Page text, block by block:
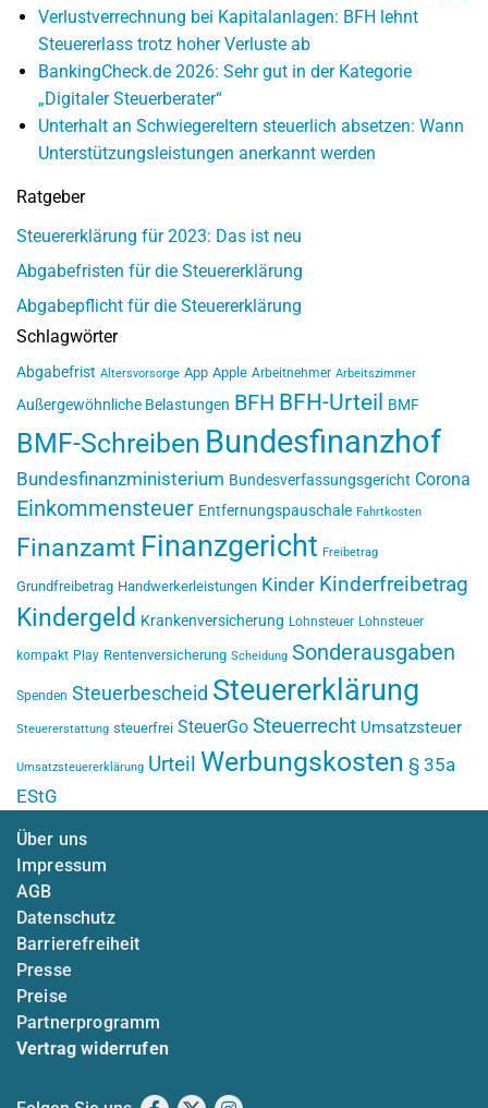
Verlustverrechnung bei Kapitalanlagen: BFH lehnt
Steuererlass trotz hoher Verluste ab
BankingCheck.de 2026: Sehr gut in der Kategorie
„Digitaler Steuerberater“
Unterhalt an Schwiegereltern steuerlich absetzen: Wann
Unterstützungsleistungen anerkannt werden
Ratgeber
Steuererklärung für 2023: Das ist neu
Abgabefristen für die Steuererklärung
Abgabepflicht für die Steuererklärung
Schlagwörter
Abgabefrist Altersvorsorge App Apple Arbeitnehmer Arbeitszimmer
Außergewöhnliche Belastungen BFH BFH-Urteil BMF
BMF-Schreiben Bundesfinanzhof
Bundesfinanzministerium Bundesverfassungsgericht Corona
Einkommensteuer Entfernungspauschale Fahrtkosten
Finanzamt Finanzgericht Freibetrag
Grundfreibetrag Handwerkerleistungen Kinder Kinderfreibetrag
Kindergeld Krankenversicherung Lohnsteuer Lohnsteuer
kompakt Play Rentenversicherung Scheidung Sonderausgaben
Spenden Steuerbescheid Steuererklärung
Steuererstattung steuerfrei SteuerGo Steuerrecht Umsatzsteuer
Umsatzsteuererklärung Urteil Werbungskosten § 35a
EStG
Über uns
Impressum
AGB
Datenschutz
Barrierefreiheit
Presse
Preise
Partnerprogramm
Vertrag widerrufen